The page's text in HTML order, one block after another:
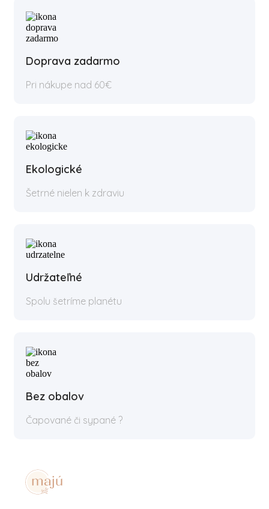
Doprava zadarmo
Pri nákupe nad 60€
Ekologické
Šetrné nielen k zdraviu
Udržateľné
Spolu šetríme planétu
Bez obalov
Čapované či sypané ?